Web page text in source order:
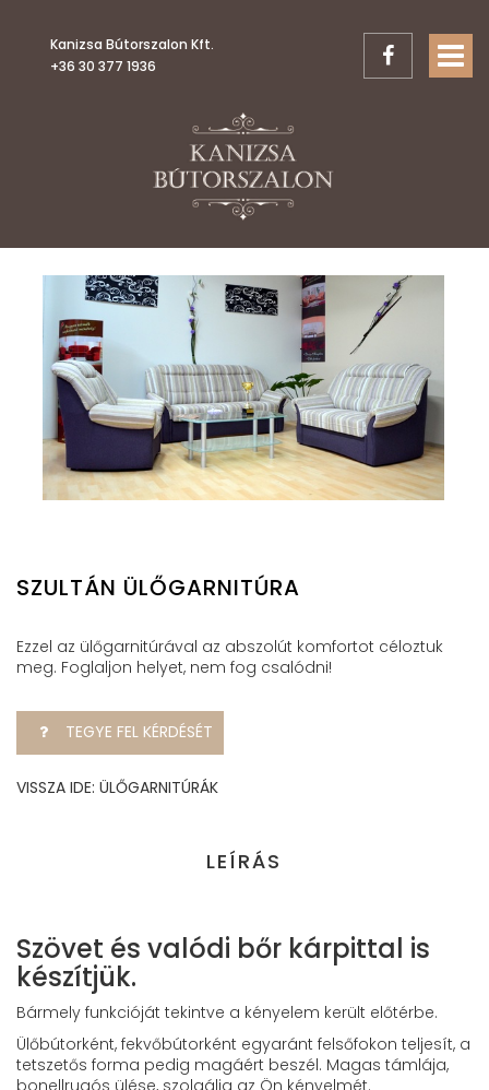
Kanizsa Bútorszalon Kft.
+36 30 377 1936
SZULTÁN ÜLŐGARNITÚRA
Ezzel az ülőgarnitúrával az abszolút komfortot céloztuk
meg. Foglaljon helyet, nem fog csalódni!
TEGYE FEL KÉRDÉSÉT
VISSZA IDE: ÜLŐGARNITÚRÁK
LEÍRÁS
Szövet és valódi bőr kárpittal is
készítjük.
Bármely funkcióját tekintve a kényelem került előtérbe.
Ülőbútorként, fekvőbútorként egyaránt felsőfokon teljesít, a
tetszetős forma pedig magáért beszél. Magas támlája,